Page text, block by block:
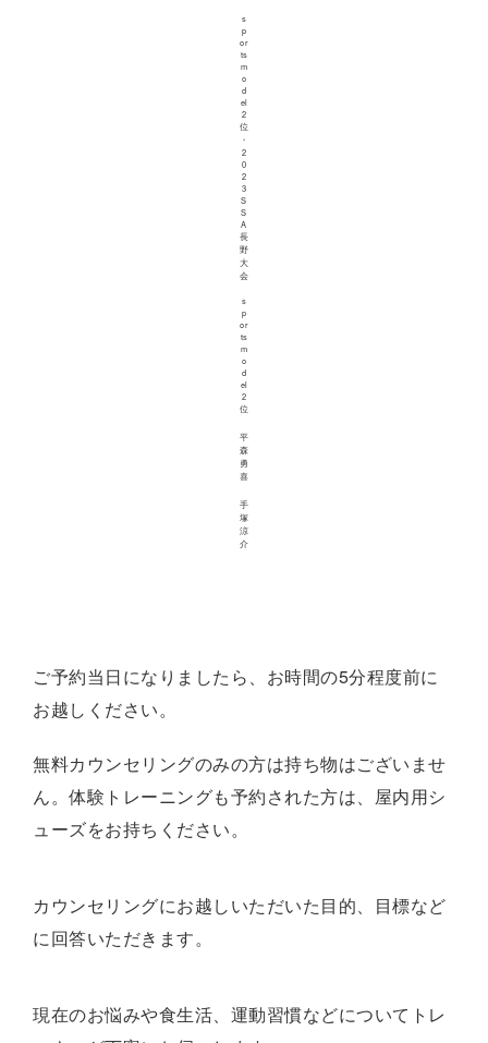
s
p
or
ts
m
o
d
el
2
位
・
2
0
2
3
S
S
A
長
野
大
会
s
p
or
ts
m
o
d
el
2
位
平
森
勇
喜
手
塚
涼
介
ご予約当日になりましたら、お時間の5分程度前に
お越しください。
無料カウンセリングのみの方は持ち物はございませ
ん。 体験トレーニングも予約された方は、屋内用シ
ューズをお持ちください。
カウンセリングにお越しいただいた目的、目標など
に回答いただきます。
現在のお悩みや食生活、運動習慣などについてトレ